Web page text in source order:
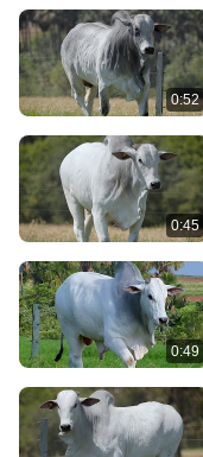
0:52
0:45
0:49